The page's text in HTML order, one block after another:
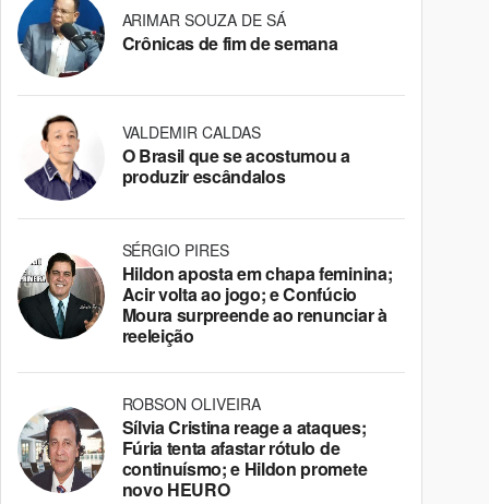
ARIMAR SOUZA DE SÁ
Crônicas de fim de semana
VALDEMIR CALDAS
O Brasil que se acostumou a
produzir escândalos
SÉRGIO PIRES
Hildon aposta em chapa feminina;
Acir volta ao jogo; e Confúcio
Moura surpreende ao renunciar à
reeleição
ROBSON OLIVEIRA
Sílvia Cristina reage a ataques;
Fúria tenta afastar rótulo de
continuísmo; e Hildon promete
novo HEURO